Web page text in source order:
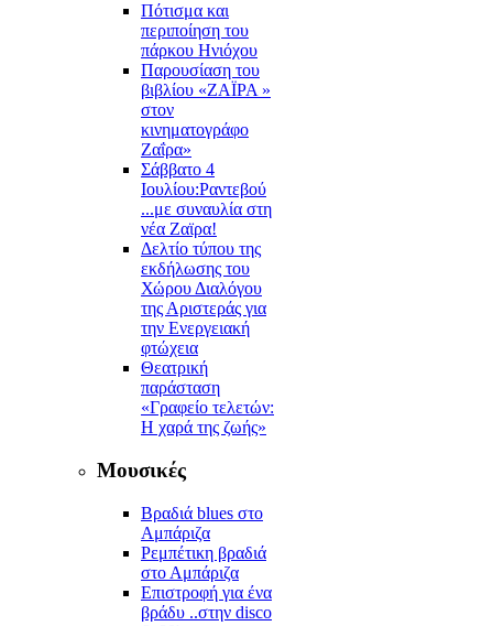
Πότισμα και
περιποίηση του
πάρκου Ηνιόχου
Παρουσίαση του
βιβλίου «ΖΑΪΡΑ »
στον
κινηματογράφο
Ζαΐρα»
Σάββατο 4
Ιουλίου:Ραντεβού
...με συναυλία στη
νέα Ζαϊρα!
Δελτίο τύπου της
εκδήλωσης του
Χώρου Διαλόγου
της Αριστεράς για
την Ενεργειακή
φτώχεια
Θεατρική
παράσταση
«Γραφείο τελετών:
Η χαρά της ζωής»
Μουσικές
Βραδιά blues στο
Αμπάριζα
Ρεμπέτικη βραδιά
στο Αμπάριζα
Επιστροφή για ένα
βράδυ ..στην disco